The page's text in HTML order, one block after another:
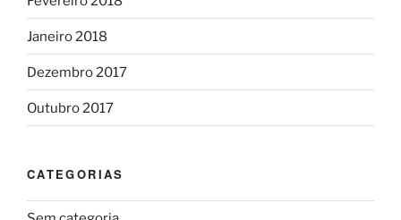
Janeiro 2018
Dezembro 2017
Outubro 2017
CATEGORIAS